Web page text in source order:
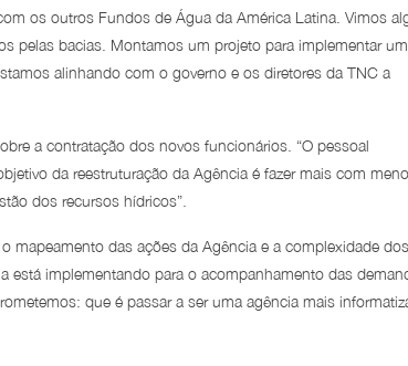
os outros Fundos de Água da América Latina. Vimos
pelas bacias. Montamos um projeto para implementar um
alinhando com o governo e os diretores da TNC a
a contratação dos novos funcionários. “O pessoal
da reestruturação da Agência é fazer mais com
dos recursos hídricos”.
mapeamento das ações da Agência e a complexidade dos
implementando para o acompanhamento das
que é passar a ser uma agência mais